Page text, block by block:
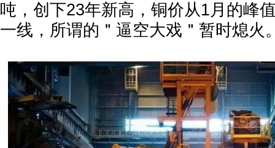
吨，创下23年新高，铜价从1月的峰
一线，所谓的＂逼空大戏＂暂时熄火